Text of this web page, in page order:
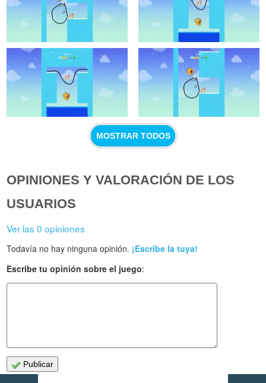
MOSTRAR TODOS
OPINIONES Y VALORACIÓN DE LOS
USUARIOS
Ver las 0 opiniones
Todavía no hay ninguna opinión. ¡Escribe la tuya!
Escribe tu opinión sobre el juego:
Publicar